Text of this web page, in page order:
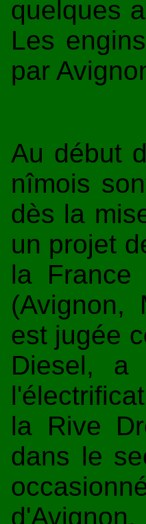
quelques
Les
par
Au début
nîmois
dès la
un projet
la
(Avignon,
est jugée
Diesel, a
la Rive
dans le